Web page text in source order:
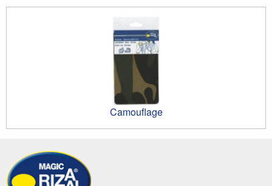
Camouflage